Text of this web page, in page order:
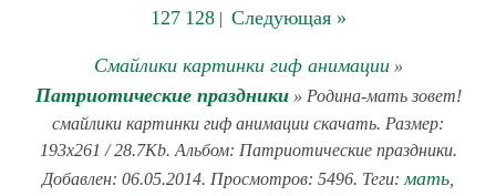
127 128| Следующая »
Смайлики картинки гиф анимации»
Патриотические праздники» Родина-мать зовет!
смайлики картинки гиф анимации скачать. Размер:
193x261 / 28.7Kb. Альбом: Патриотические праздники.
Добавлен: 06.05.2014. Просмотров: 5496. Теги: мать